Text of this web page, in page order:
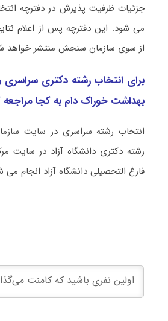
جزئیات ظرفیت پذیرش در دفترچه
می شود. این دفترچه پس از اعلام
از سوی سازمان سنجش منتشر خواهد
برای انتخاب رشته دکتری سراسری
ﺑﻬﺪاﺷﺖ ﺧﻮراک دام به کجا مراجعه
انتخاب رشته سراسری در سایت
رشته دکتری دانشگاه آزاد در سایت
فارغ التحصیلی دانشگاه آزاد انجام می